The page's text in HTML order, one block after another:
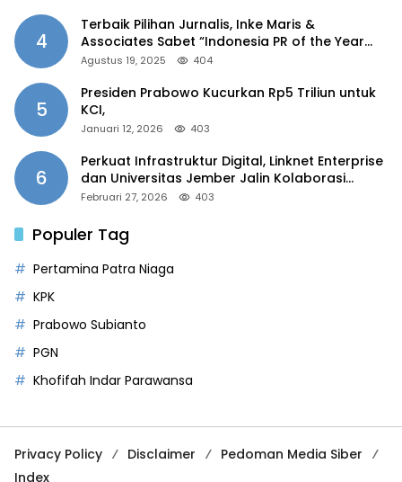
4
Terbaik Pilihan Jurnalis, Inke Maris &
Associates Sabet “Indonesia PR of the Year
2025”
Agustus 19, 2025 404
5
Presiden Prabowo Kucurkan Rp5 Triliun untuk
KCI,
Januari 12, 2026 403
6
Perkuat Infrastruktur Digital, Linknet Enterprise
dan Universitas Jember Jalin Kolaborasi
Smart Campus Berbasis AI
Februari 27, 2026 403
Populer Tag
Pertamina Patra Niaga
KPK
Prabowo Subianto
PGN
Khofifah Indar Parawansa
Privacy Policy Disclaimer
Pedoman Media Siber
Index